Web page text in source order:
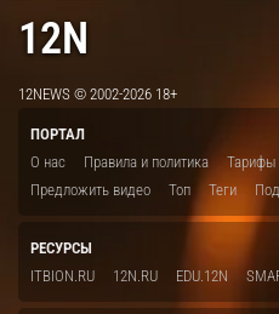
12N
12NEWS © 2002-2026 18+
ПОРТАЛ
О нас
Правила и политика Тарифы
Предложить видео
Топ Теги
РЕСУРСЫ
ITBION.RU
12N.RU EDU.12N